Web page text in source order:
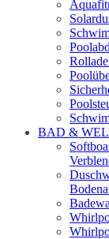
BAD &